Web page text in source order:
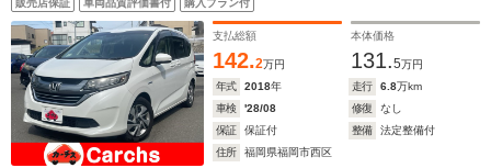
販売店保証 車両品質評価書付 購入プラン付
支払総額
142.2万円
本体価格
131.5万円
年式
2018年 走行 6.8万km
車検
'28/08 修復
なし
保証
保証付 整備
法定整備付
住所
福岡県福岡市西区